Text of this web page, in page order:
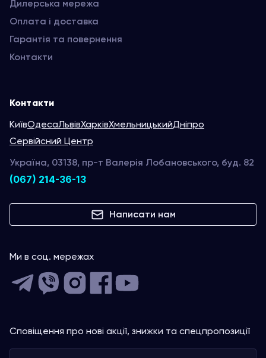
Дилерська мережа
Оплата і доставка
Гарантія та повернення
Контакти
Контакти
КиївОдесаЛьвівХарківХмельницькийДніпро
Сервійсний Центр
Україна, 03138, пр-т Валерія Лобановського, буд. 82
(067) 214-36-13
Написати нам
Ми в соц. мережах
Сповіщення про нові акції, знижки та спецпропозиції